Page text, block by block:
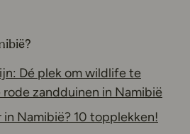
Dé plek om wildlife te
zandduinen in Namibië
in Namibië? 10 topplekken!